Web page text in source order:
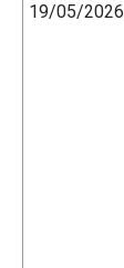
19/05/2026